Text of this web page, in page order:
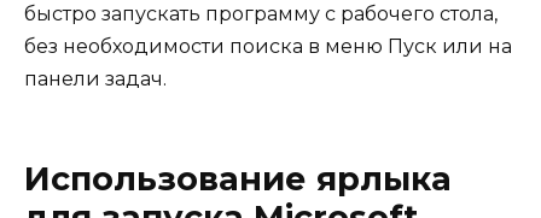
быстро запускать программу с рабочего стола,
без необходимости поиска в меню Пуск или на
панели задач.
Использование ярлыка